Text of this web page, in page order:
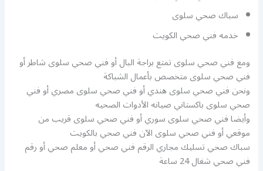
سباك صحي سلوى
خدمه فني صحي الكويت
ومع فني صحي سلوى تمتع براجة البال أو فني صحي سلوى شاطر أو
فني صحي سلوى متخصص بأعمال الشباكة
ونحن فني صحي سلوى هندي أو فني صحي سلوى مصري أو فني
صحي سلوى باكستاني صيانه الأدوات الصحيه
وأيضا فني صحي سلوى سوري أو فني صحي سلوى قريب من
موقعي أو فني صحي سلوى الآن فني صحي بالكويت
سباك صحي تسليك مجاري الرقم فني صحي أو معلم صحي أو رقم
فني صحي شغال 24 ساعة